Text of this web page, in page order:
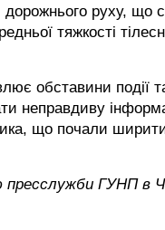
дорожнього руху, що
тяжкості
обставини події
неправдиву
що почали
пресслужби ГУНП в